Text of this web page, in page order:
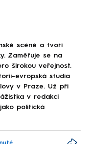
scéně a tvoří
Zaměřuje se na
širokou veřejnost.
evropská studia
v Praze. Už při
v redakci
politická